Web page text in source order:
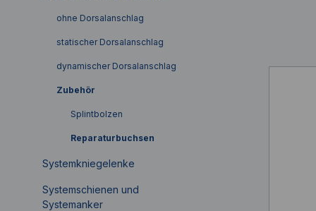
ohne Dorsalanschlag
statischer Dorsalanschlag
dynamischer Dorsalanschlag
Zubehör
Splintbolzen
Reparaturbuchsen
Systemkniegelenke
Systemschienen und
Systemanker